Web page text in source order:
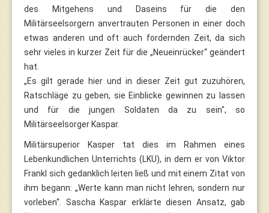
des Mitgehens und Daseins für die den
Militärseelsorgern anvertrauten Personen in einer doch
etwas anderen und oft auch fordernden Zeit, da sich
sehr vieles in kurzer Zeit für die „Neueinrücker“ geändert
hat.
„Es gilt gerade hier und in dieser Zeit gut zuzuhören,
Ratschläge zu geben, sie Einblicke gewinnen zu lassen
und für die jungen Soldaten da zu sein", so
Militärseelsorger Kaspar.
Militärsuperior Kasper tat dies im Rahmen eines
Lebenkundlichen Unterrichts (LKU), in dem er von Viktor
Frankl sich gedanklich leiten ließ und mit einem Zitat von
ihm begann: „Werte kann man nicht lehren, sondern nur
vorleben“. Sascha Kaspar erklärte diesen Ansatz, gab